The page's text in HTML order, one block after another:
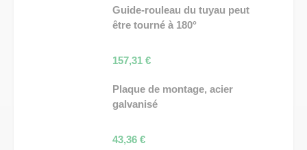
Guide-rouleau du tuyau peut
être tourné à 180°
157,31 €
Plaque de montage, acier
galvanisé
43,36 €